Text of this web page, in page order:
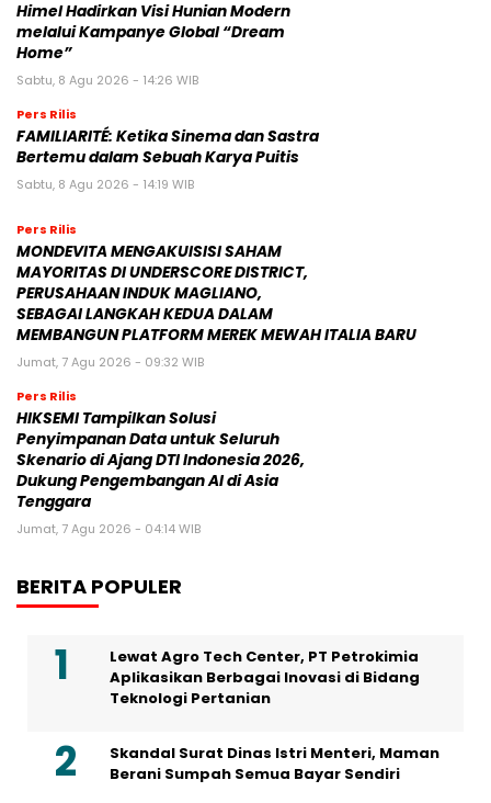
Himel Hadirkan Visi Hunian Modern
melalui Kampanye Global “Dream
Home”
Sabtu, 8 Agu 2026 - 14:26 WIB
Pers Rilis
FAMILIARITÉ: Ketika Sinema dan Sastra
Bertemu dalam Sebuah Karya Puitis
Sabtu, 8 Agu 2026 - 14:19 WIB
Pers Rilis
MONDEVITA MENGAKUISISI SAHAM
MAYORITAS DI UNDERSCORE DISTRICT,
PERUSAHAAN INDUK MAGLIANO,
SEBAGAI LANGKAH KEDUA DALAM
MEMBANGUN PLATFORM MEREK MEWAH ITALIA BARU
Jumat, 7 Agu 2026 - 09:32 WIB
Pers Rilis
HIKSEMI Tampilkan Solusi
Penyimpanan Data untuk Seluruh
Skenario di Ajang DTI Indonesia 2026,
Dukung Pengembangan AI di Asia
Tenggara
Jumat, 7 Agu 2026 - 04:14 WIB
BERITA POPULER
Lewat Agro Tech Center, PT Petrokimia
Aplikasikan Berbagai Inovasi di Bidang
Teknologi Pertanian
Skandal Surat Dinas Istri Menteri, Maman
Berani Sumpah Semua Bayar Sendiri